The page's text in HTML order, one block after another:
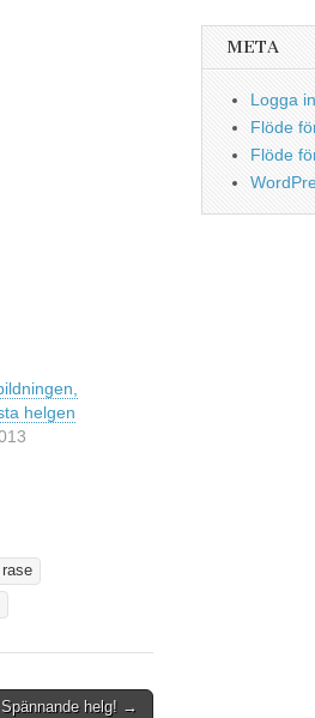
helgen
Spännande helg! →
META
Logga in
Flöde
Flöde